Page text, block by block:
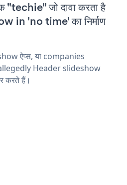
जो दावा करता है
in 'no time' का निर्माण
ऐप्स, या companies
Header slideshow
करते हैं।